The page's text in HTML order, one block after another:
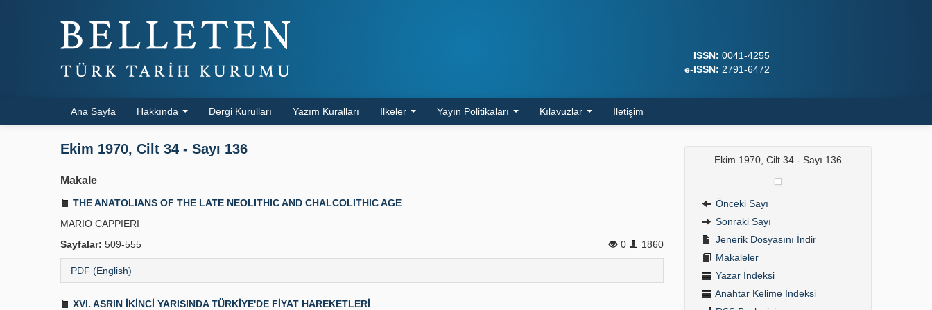
ISSN: 0041-4255
e-ISSN: 2791-6472
Ana Sayfa Hakkında Dergi Kurulları Yazım Kuralları İlkeler Yayın Politikaları Kılavuzlar İletişim
Ekim 1970, Cilt 34 - Sayı 136
Makale
THE ANATOLIANS OF THE LATE NEOLITHIC AND CHALCOLITHIC AGE
MARIO CAPPIERI
Sayfalar: 509-555 0 1860
PDF (English)
XVI. ASRIN İKİNCİ YARISINDA TÜRKİYE'DE FİYAT HAREKETLERİ
Ekim 1970, Cilt 34 - Sayı 136
Önceki Sayı
Sonraki Sayı
Jenerik Dosyasını İndir
Makaleler
Yazar İndeksi
Anahtar Kelime İndeksi